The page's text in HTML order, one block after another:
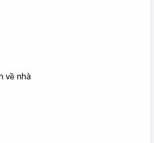
về nhà